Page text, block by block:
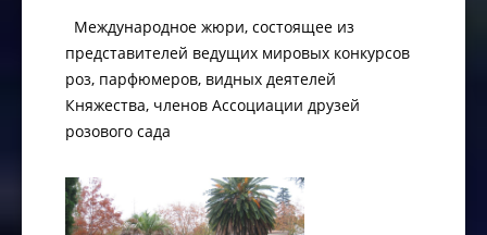
Международное жюри, состоящее из
представителей ведущих мировых конкурсов
роз, парфюмеров, видных деятелей
Княжества, членов Ассоциации друзей
розового сада